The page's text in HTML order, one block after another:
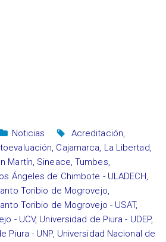
Noticias Acreditación,
, Cajamarca, La Libertad,
Martín, Sineace,Tumbes,
Ángeles de Chimbote - ULADECH,
Toribio de Mogrovejo,
Toribio de Mogrovejo - USAT,
- UCV, Universidad de Piura - UDEP,
Piura - UNP, Universidad Nacional de